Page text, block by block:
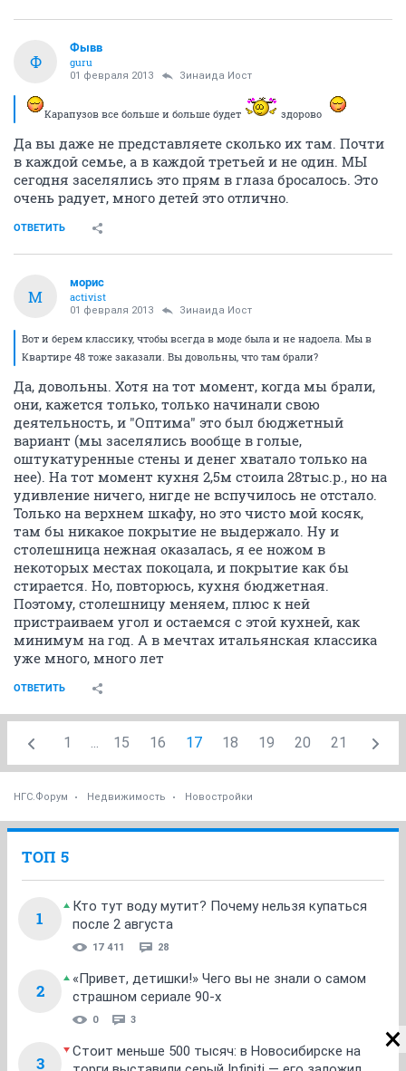
Ф
Фывв
guru
01 февраля 2013 Зинаида Иост
Карапузов все больше и больше будет здорово
Да вы даже не представляете сколько их там. Почти
в каждой семье, а в каждой третьей и не один. МЫ
сегодня заселялись это прям в глаза бросалось. Это
очень радует, много детей это отлично.
ОТВЕТИТЬ
М
морис
activist
01 февраля 2013 Зинаида Иост
Вот и берем классику, чтобы всегда в моде была и не надоела. Мы в
Квартире 48 тоже заказали. Вы довольны, что там брали?
Да, довольны. Хотя на тот момент, когда мы брали,
они, кажется только, только начинали свою
деятельность, и "Оптима" это был бюджетный
вариант (мы заселялись вообще в голые,
оштукатуренные стены и денег хватало только на
нее). На тот момент кухня 2,5м стоила 28тыс.р., но на
удивление ничего, нигде не вспучилось не отстало.
Только на верхнем шкафу, но это чисто мой косяк,
там бы никакое покрытие не выдержало. Ну и
столешница нежная оказалась, я ее ножом в
некоторых местах покоцала, и покрытие как бы
стирается. Но, повторюсь, кухня бюджетная.
Поэтому, столешницу меняем, плюс к ней
пристраиваем угол и остаемся с этой кухней, как
минимум на год. А в мечтах итальянская классика
уже много, много лет
ОТВЕТИТЬ
1 ... 15 16 17 18 19 20 21
НГС.Форум Недвижимость Новостройки
ТОП 5
1
Кто тут воду мутит? Почему нельзя купаться
после 2 августа
17 411 28
2
«Привет, детишки!» Чего вы не знали о самом
страшном сериале 90-х
0 3
3
Стоит меньше 500 тысяч: в Новосибирске на